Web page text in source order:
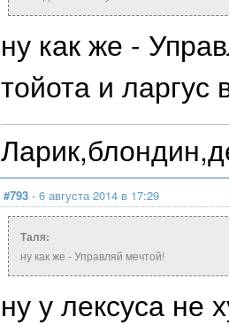
ну как же -
тойота и
#793 - 6 августа 2014 в 17:29
Таля:
ну как же - Управляй мечтой!
ну у лексуса не